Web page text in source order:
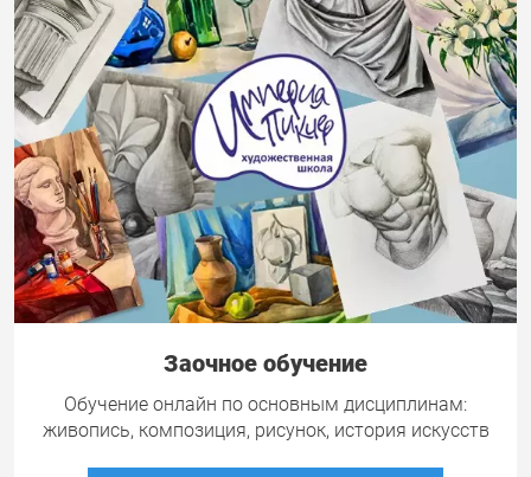
Заочное обучение
Обучение онлайн по основным дисциплинам:
живопись, композиция, рисунок, история искусств